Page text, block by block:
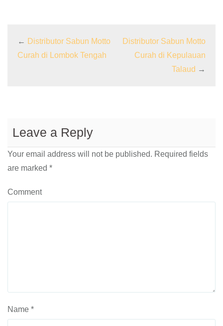
← Distributor Sabun Motto
Curah di Lombok Tengah
Distributor Sabun Motto
Curah di Kepulauan
Talaud →
Leave a Reply
Your email address will not be published. Required fields
are marked *
Comment
Name *